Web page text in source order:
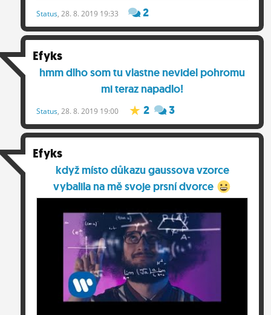
Status, 28. 8. 2019 19:33 2
Efyks
hmm dlho som tu vlastne nevidel pohromu
mi teraz napadlo!
Status, 28. 8. 2019 19:00 2 3
Efyks
když místo důkazu gaussova vzorce
vybalila na mě svoje prsní dvorce